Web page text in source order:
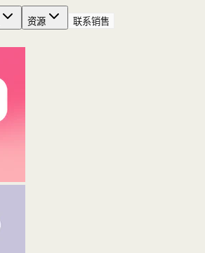
资源
联系销售